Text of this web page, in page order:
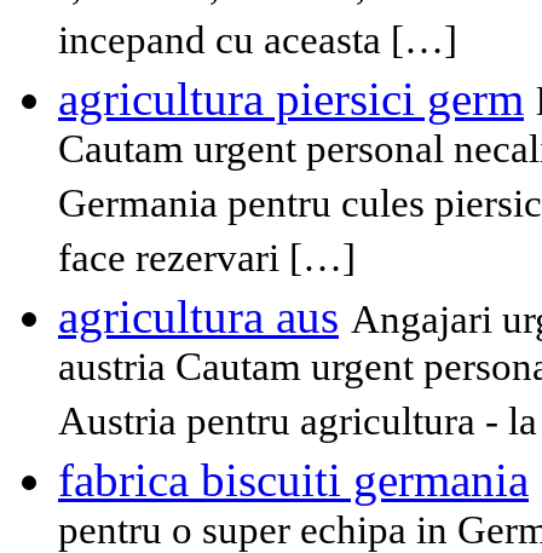
incepand cu aceasta […]
agricultura piersici germ
Cautam urgent personal
Germania pentru cules
face rezervari […]
agricultura aus Angajari
austria Cautam urgent
Austria pentru agricultura -
fabrica biscuiti germania
pentru o super echipa in